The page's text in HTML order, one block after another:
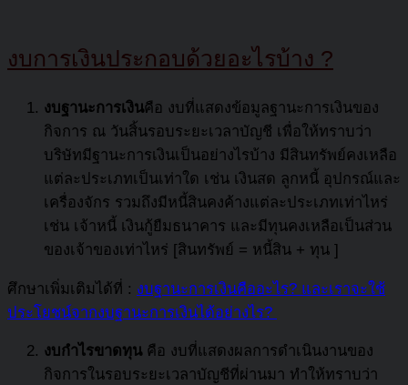
งบการเงินประกอบด้วยอะไรบ้าง ?
งบฐานะการเงินคือ งบที่แสดงข้อมูลฐานะการเงินของ
กิจการ ณ วันสิ้นรอบระยะเวลาบัญชี เพื่อให้ทราบว่า
บริษัทมีฐานะการเงินเป็นอย่างไรบ้าง มีสินทรัพย์คงเหลือ
แต่ละประเภทเป็นเท่าใด เช่น เงินสด ลูกหนี้ อุปกรณ์และ
เครื่องจักร รวมถึงมีหนี้สินคงค้างแต่ละประเภทเท่าไหร่
เช่น เจ้าหนี้ เงินกู้ยืมธนาคาร และมีทุนคงเหลือเป็นส่วน
ของเจ้าของเท่าไหร่ [สินทรัพย์ = หนี้สิน + ทุน ]
ศึกษาเพิ่มเติมได้ที่ : งบฐานะการเงินคืออะไร? และเราจะใช้
ประโยชน์จากงบฐานะการเงินได้อย่างไร?
งบกำไรขาดทุนคือ งบที่แสดงผลการดำเนินงานของ
กิจการในรอบระยะเวลาบัญชีที่ผ่านมา ทำให้ทราบว่า